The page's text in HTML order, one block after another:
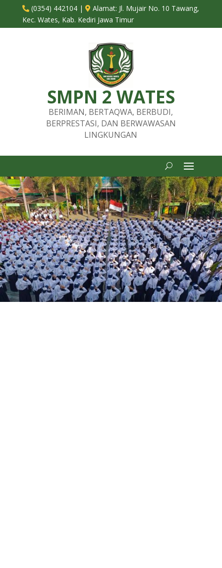
 (0354) 442104|  Alamat: Jl. Mujair No. 10 Tawang,
Kec. Wates, Kab. Kediri Jawa Timur
SMPN 2 WATES
BERIMAN, BERTAQWA, BERBUDI,
BERPRESTASI, DAN BERWAWASAN
LINGKUNGAN